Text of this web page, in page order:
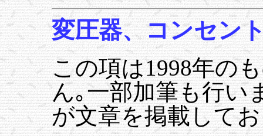
変圧器、コンセン
この項は1998年の
ん｡一部加筆も行い
が文章を掲載して